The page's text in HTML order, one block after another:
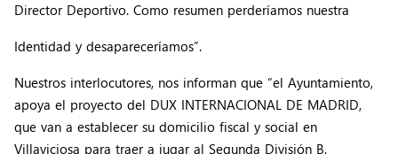
Director Deportivo. Como resumen perderíamos nuestra
Identidad y desapareceríamos”.
Nuestros interlocutores, nos informan que “el Ayuntamiento,
apoya el proyecto del DUX INTERNACIONAL DE MADRID,
que van a establecer su domicilio fiscal y social en
Villaviciosa para traer a jugar al Segunda División B,